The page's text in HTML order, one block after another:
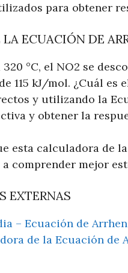
para obtener
LA ECUACIÓN DE
°C, el NO2 se
115 kJ/mol. ¿Cuál
y utilizando la
y obtener la
esta calculadora de
a comprender mejor
EXTERNAS
– Ecuación de
de la Ecuación de